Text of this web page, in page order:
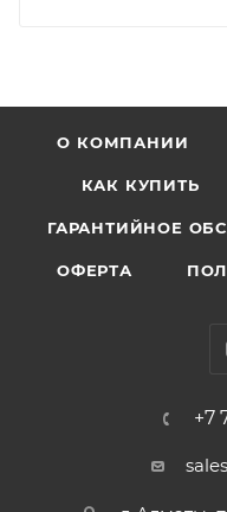
О КОМПАНИИ
КАК КУПИТЬ
ГАРАНТИЙНОЕ
ОФЕРТА
+7